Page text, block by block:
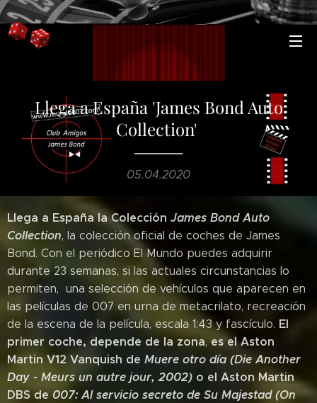
Llega a España 'James Bond Auto
Collection'
05.04.2020
Llega a España la Colección James Bond Auto
Collection, la colección oficial de coches de James
Bond. Con el periódico El Mundo puedes adquirir
durante 23 semanas, si las actuales circunstancias lo
permiten, una selección de vehículos que aparecen en
las películas de 007 en urna de metacrilato, recreación
de la escena de la película, escala 1:43 y fascículo. El
primer coche, depende de la zona,es el Aston
Martin V12 Vanquish de Muere otro día (Die Another
Day - Meurs un autre jour, 2002) o el Aston Martin
DBS de 007: Al servicio secreto de Su Majestad (On